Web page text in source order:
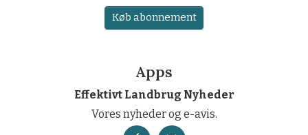
Køb abonnement
Apps
Effektivt Landbrug Nyheder
Vores nyheder og e-avis.